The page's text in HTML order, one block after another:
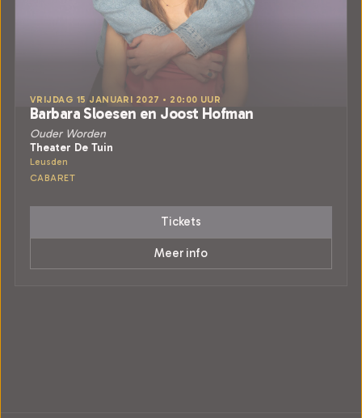
VRIJDAG 15 JANUARI 2027 • 20:00 UUR
Barbara Sloesen en Joost Hofman
Ouder Worden
Theater De Tuin
Leusden
CABARET
Tickets
Meer info